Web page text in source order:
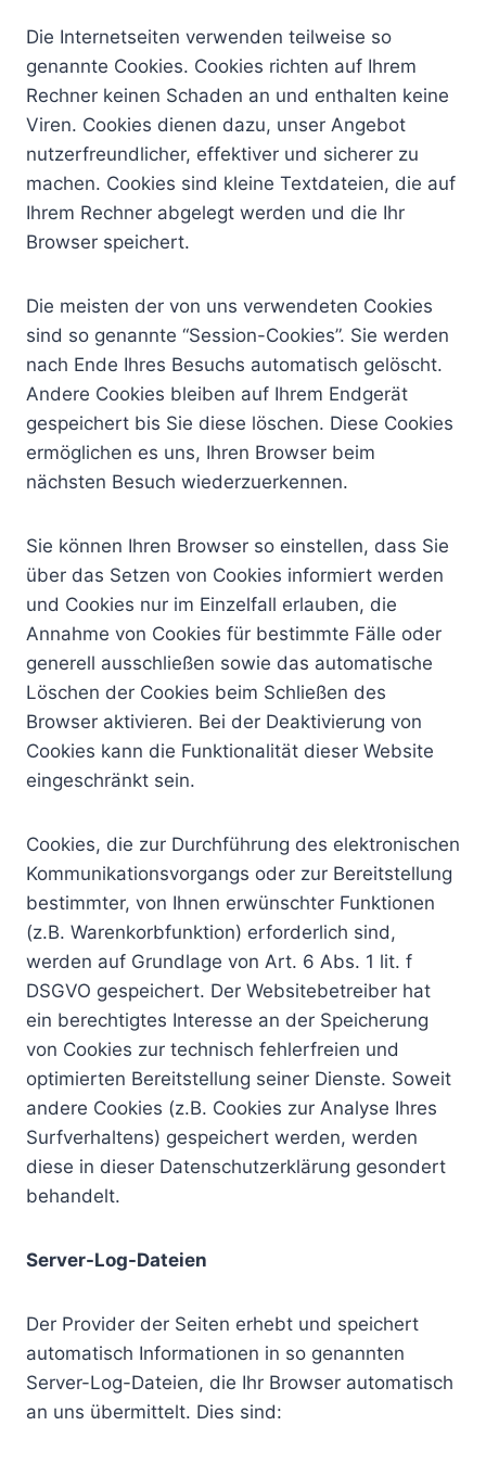
Die Internetseiten verwenden teilweise so
genannte Cookies. Cookies richten auf Ihrem
Rechner keinen Schaden an und enthalten keine
Viren. Cookies dienen dazu, unser Angebot
nutzerfreundlicher, effektiver und sicherer zu
machen. Cookies sind kleine Textdateien, die auf
Ihrem Rechner abgelegt werden und die Ihr
Browser speichert.
Die meisten der von uns verwendeten Cookies
sind so genannte “Session-Cookies”. Sie werden
nach Ende Ihres Besuchs automatisch gelöscht.
Andere Cookies bleiben auf Ihrem Endgerät
gespeichert bis Sie diese löschen. Diese Cookies
ermöglichen es uns, Ihren Browser beim
nächsten Besuch wiederzuerkennen.
Sie können Ihren Browser so einstellen, dass Sie
über das Setzen von Cookies informiert werden
und Cookies nur im Einzelfall erlauben, die
Annahme von Cookies für bestimmte Fälle oder
generell ausschließen sowie das automatische
Löschen der Cookies beim Schließen des
Browser aktivieren. Bei der Deaktivierung von
Cookies kann die Funktionalität dieser Website
eingeschränkt sein.
Cookies, die zur Durchführung des elektronischen
Kommunikationsvorgangs oder zur Bereitstellung
bestimmter, von Ihnen erwünschter Funktionen
(z.B. Warenkorbfunktion) erforderlich sind,
werden auf Grundlage von Art. 6 Abs. 1 lit. f
DSGVO gespeichert. Der Websitebetreiber hat
ein berechtigtes Interesse an der Speicherung
von Cookies zur technisch fehlerfreien und
optimierten Bereitstellung seiner Dienste. Soweit
andere Cookies (z.B. Cookies zur Analyse Ihres
Surfverhaltens) gespeichert werden, werden
diese in dieser Datenschutzerklärung gesondert
behandelt.
Server-Log-Dateien
Der Provider der Seiten erhebt und speichert
automatisch Informationen in so genannten
Server-Log-Dateien, die Ihr Browser automatisch
an uns übermittelt. Dies sind: